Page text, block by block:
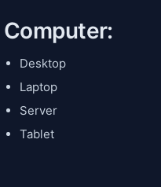
Computer:
Desktop
Laptop
Server
Tablet